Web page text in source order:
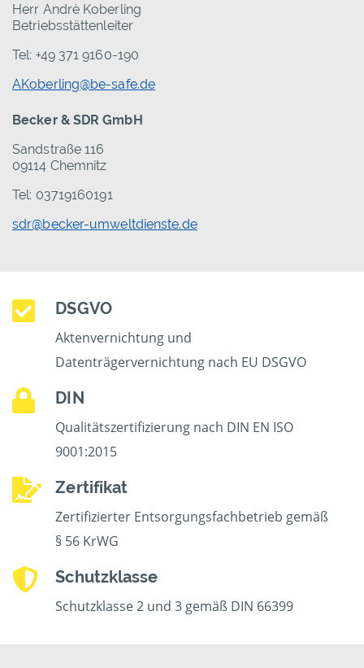
Herr Andrè Koberling
Betriebsstättenleiter
Tel: +49 371 9160-190
AKoberling@be-safe.de
Becker & SDR GmbH
Sandstraße 116
09114 Chemnitz
Tel: 03719160191
sdr@becker-umweltdienste.de
DSGVO
Aktenvernichtung und
Datenträgervernichtung nach EU DSGVO
DIN
Qualitätszertifizierung nach DIN EN ISO
9001:2015
Zertifikat
Zertifizierter Entsorgungsfachbetrieb gemäß
§ 56 KrWG
Schutzklasse
Schutzklasse 2 und 3 gemäß DIN 66399